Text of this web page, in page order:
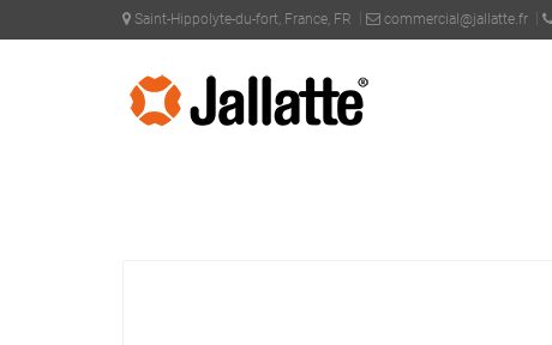
Saint-Hippolyte-du-fort, France, FR commercial@jallatte.fr
PRODOTTI > COLLEZIONI > J-PRO